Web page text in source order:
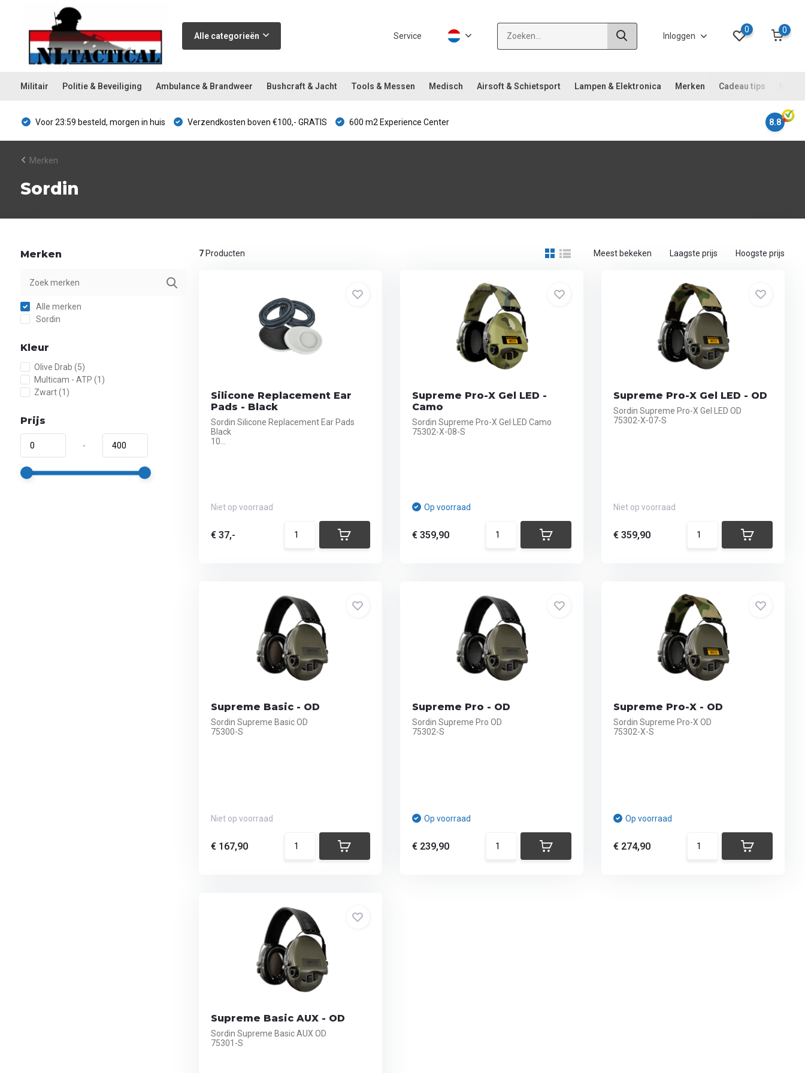
Alle categorieën Service Inloggen
0 0
Militair Politie & Beveiliging Ambulance & Brandweer Bushcraft & Jacht Tools & Messen Medisch Airsoft & Schietsport Lampen & Elektronica Merken Cadeau tips
Voor 23:59 besteld, morgen in huis Verzendkosten boven €100,- GRATIS 600 m2 Experience Center 8.8
Merken
Sordin
Merken
Alle merken
Sordin
Kleur
Olive Drab (5)
Multicam - ATP (1)
Zwart(1)
Prijs
-
7Producten Meest bekeken Laagste prijs Hoogste prijs
Silicone Replacement Ear
Pads - Black
Sordin Silicone Replacement Ear Pads
Black
10...
Niet op voorraad
€ 37,-
Supreme Pro-X Gel LED -
Camo
Sordin Supreme Pro-X Gel LED Camo
75302-X-08-S
Op voorraad
€ 359,90
Supreme Pro-X Gel LED - OD
Sordin Supreme Pro-X Gel LED OD
75302-X-07-S
Niet op voorraad
€ 359,90
Supreme Basic - OD
Sordin Supreme Basic OD
75300-S
Niet op voorraad
€ 167,90
Supreme Pro - OD
Sordin Supreme Pro OD
75302-S
Op voorraad
€ 239,90
Supreme Pro-X - OD
Sordin Supreme Pro-X OD
75302-X-S
Op voorraad
€ 274,90
Supreme Basic AUX - OD
Sordin Supreme Basic AUX OD
75301-S